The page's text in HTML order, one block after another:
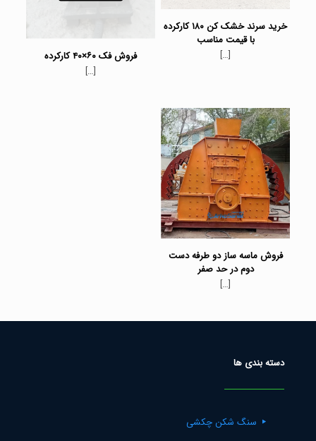
خرید سرند خشک کن ۱۸۰ کارکرده
با قیمت مناسب
[…]
فروش فک ۶۰×۴۰ کارکرده
[…]
فروش ماسه ساز دو طرفه دست
دوم در حد صفر
[…]
دسته بندی ها
سنگ شکن چکشی